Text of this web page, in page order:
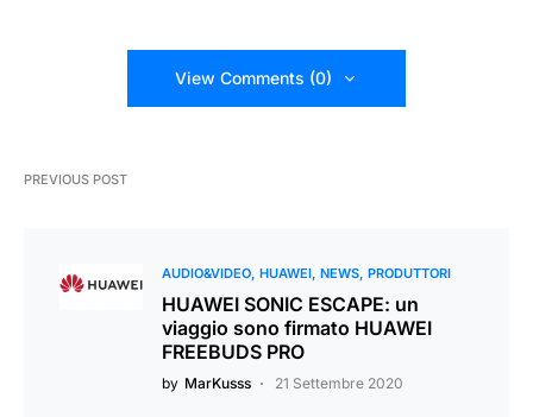
View Comments (0)
PREVIOUS POST
AUDIO&VIDEO HUAWEI NEWS PRODUTTORI
HUAWEI SONIC ESCAPE: un
viaggio sono firmato HUAWEI
FREEBUDS PRO
by MarKusss 21 Settembre 2020